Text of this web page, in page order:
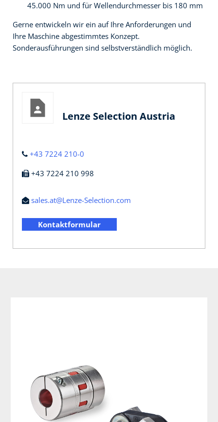
45.000 Nm und für Wellendurchmesser bis 180 mm
Gerne entwickeln wir ein auf Ihre Anforderungen und
Ihre Maschine abgestimmtes Konzept.
Sonderausführungen sind selbstverständlich möglich.
Lenze Selection Austria
+43 7224 210-0
+43 7224 210 998
sales.at@Lenze-Selection.com
Kontaktformular